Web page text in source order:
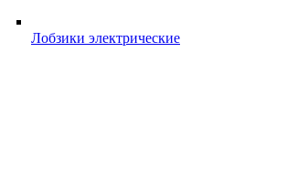
Лобзики электрические